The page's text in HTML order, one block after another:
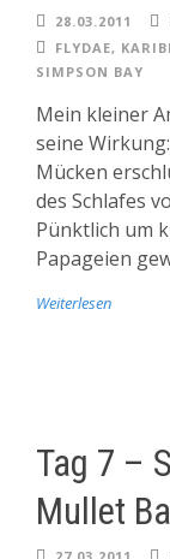
28.03.2011
FLYDAE,
SIMPSON BAY
Mein kleiner
seine
Mücken
des Schlafes
Pünktlich um
Papageien
Weiterlesen
Tag 7 –
Mullet